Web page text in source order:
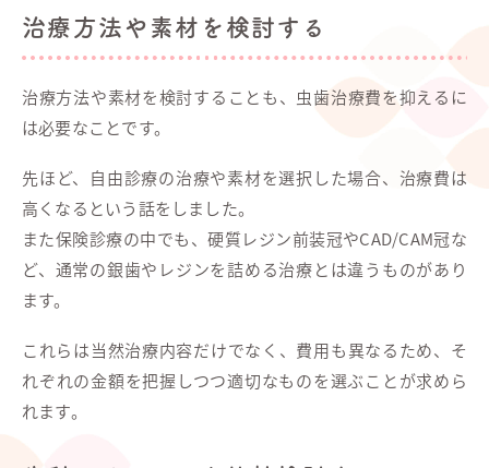
治療方法や素材を検討する
治療方法や素材を検討することも、虫歯治療費を抑えるに
は必要なことです。
先ほど、自由診療の治療や素材を選択した場合、治療費は
高くなるという話をしました。
また保険診療の中でも、硬質レジン前装冠やCAD/CAM冠な
ど、通常の銀歯やレジンを詰める治療とは違うものがあり
ます。
これらは当然治療内容だけでなく、費用も異なるため、そ
れぞれの金額を把握しつつ適切なものを選ぶことが求めら
れます。